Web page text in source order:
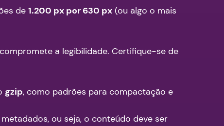
de 1.200 px por 630 px (ou algo o mais
a legibilidade. Certifique-se de
gzip, como padrões para compactação e
ou seja, o conteúdo deve ser